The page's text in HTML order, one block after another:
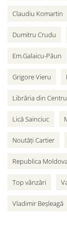
Claudiu Komartin
Dumitru Crudu
Em.Galaicu-Păun
Grigore Vieru
Librăria din Centru
Lică Sainciuc
Noutăți Cartier
Republica Moldova
Top vânzări
Vladimir Beșleagă